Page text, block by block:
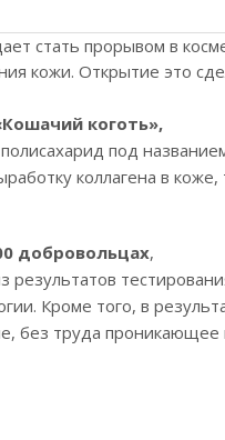
стать прорывом в
кожи. Открытие это
коготь»,
под
коллагена в
добровольцах,
результатов
Кроме того, в
без труда проникающее